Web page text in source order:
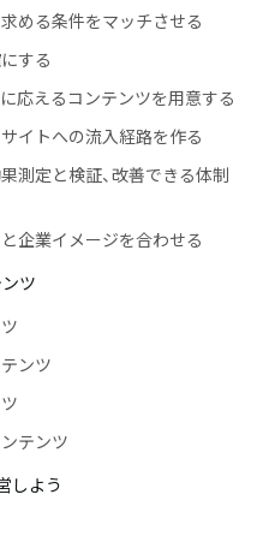
める条件をマッチさせる
する
応えるコンテンツを用意する
イトへの流入経路を作る
測定と検証、改善できる体制
企業イメージを合わせる
ツ
ンツ
テンツ
しよう